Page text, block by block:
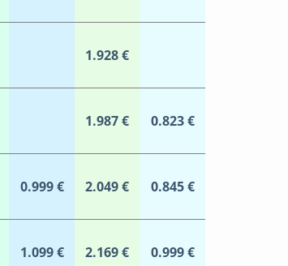
1.928 €
1.987 € 0.823 €
0.999 € 2.049 € 0.845 €
1.099 € 2.169 € 0.999 €